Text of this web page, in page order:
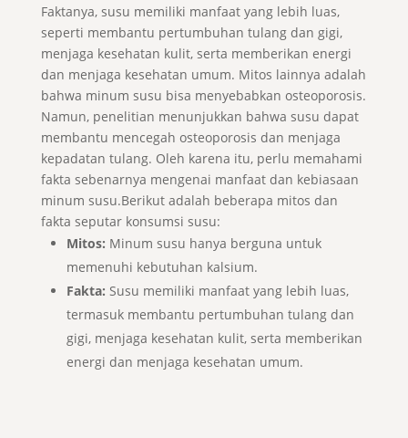
Faktanya, susu memiliki manfaat yang lebih luas,
seperti membantu pertumbuhan tulang dan gigi,
menjaga kesehatan kulit, serta memberikan energi
dan menjaga kesehatan umum. Mitos lainnya adalah
bahwa minum susu bisa menyebabkan osteoporosis.
Namun, penelitian menunjukkan bahwa susu dapat
membantu mencegah osteoporosis dan menjaga
kepadatan tulang. Oleh karena itu, perlu memahami
fakta sebenarnya mengenai manfaat dan kebiasaan
minum susu.Berikut adalah beberapa mitos dan
fakta seputar konsumsi susu:
Mitos: Minum susu hanya berguna untuk
memenuhi kebutuhan kalsium.
Fakta: Susu memiliki manfaat yang lebih luas,
termasuk membantu pertumbuhan tulang dan
gigi, menjaga kesehatan kulit, serta memberikan
energi dan menjaga kesehatan umum.